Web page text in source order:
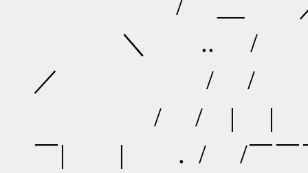
/ __
＼ ..
／ / /
/ / | |
￣| | . / /